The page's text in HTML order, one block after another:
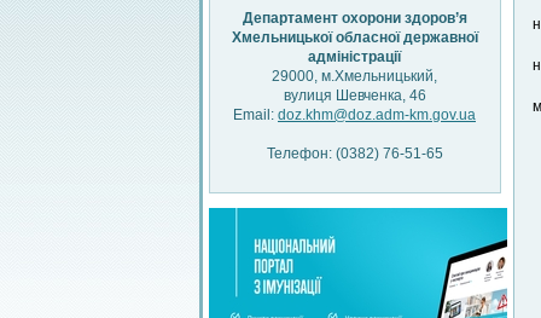
Департамент охорони здоров’я
Хмельницької обласної державної
адміністрації
29000, м.Хмельницький,
вулиця Шевченка, 46
Email: doz.khm@doz.adm-km.gov.ua
Телефон: (0382) 76-51-65